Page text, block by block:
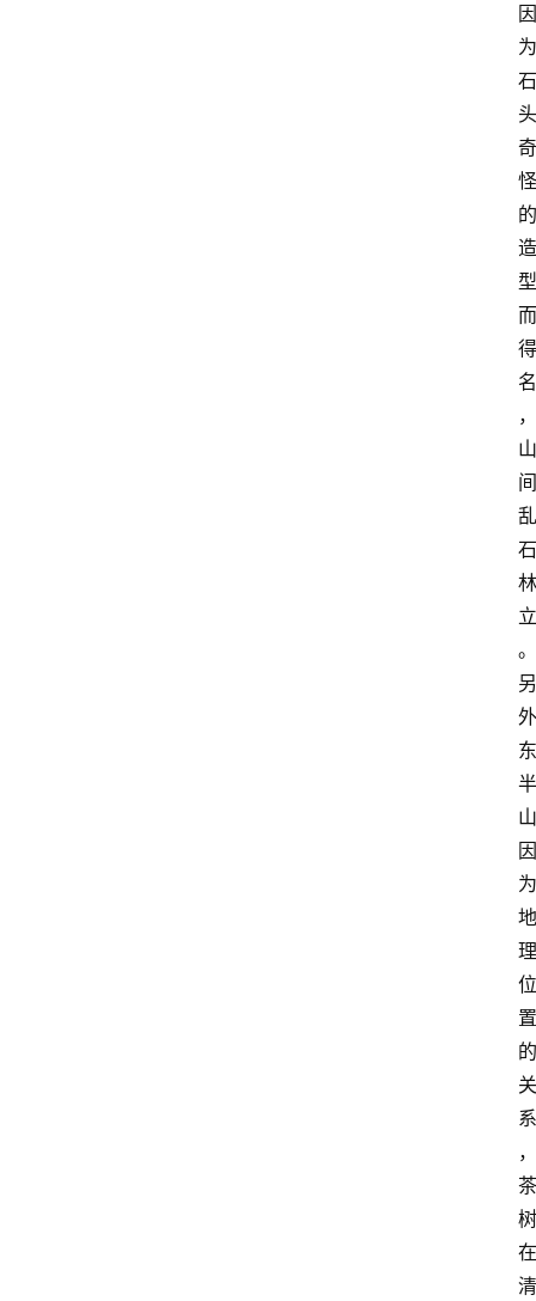
因
为
石
头
奇
怪
的
造
型
而
得
名
，
山
间
乱
石
林
立
。
另
外
东
半
山
因
为
地
理
位
置
的
关
系
，
茶
树
在
清